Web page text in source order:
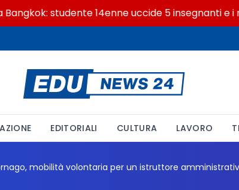
studente 14enne uccide 5 insegnanti e i
EDITORIALI CULTURA LAVORO